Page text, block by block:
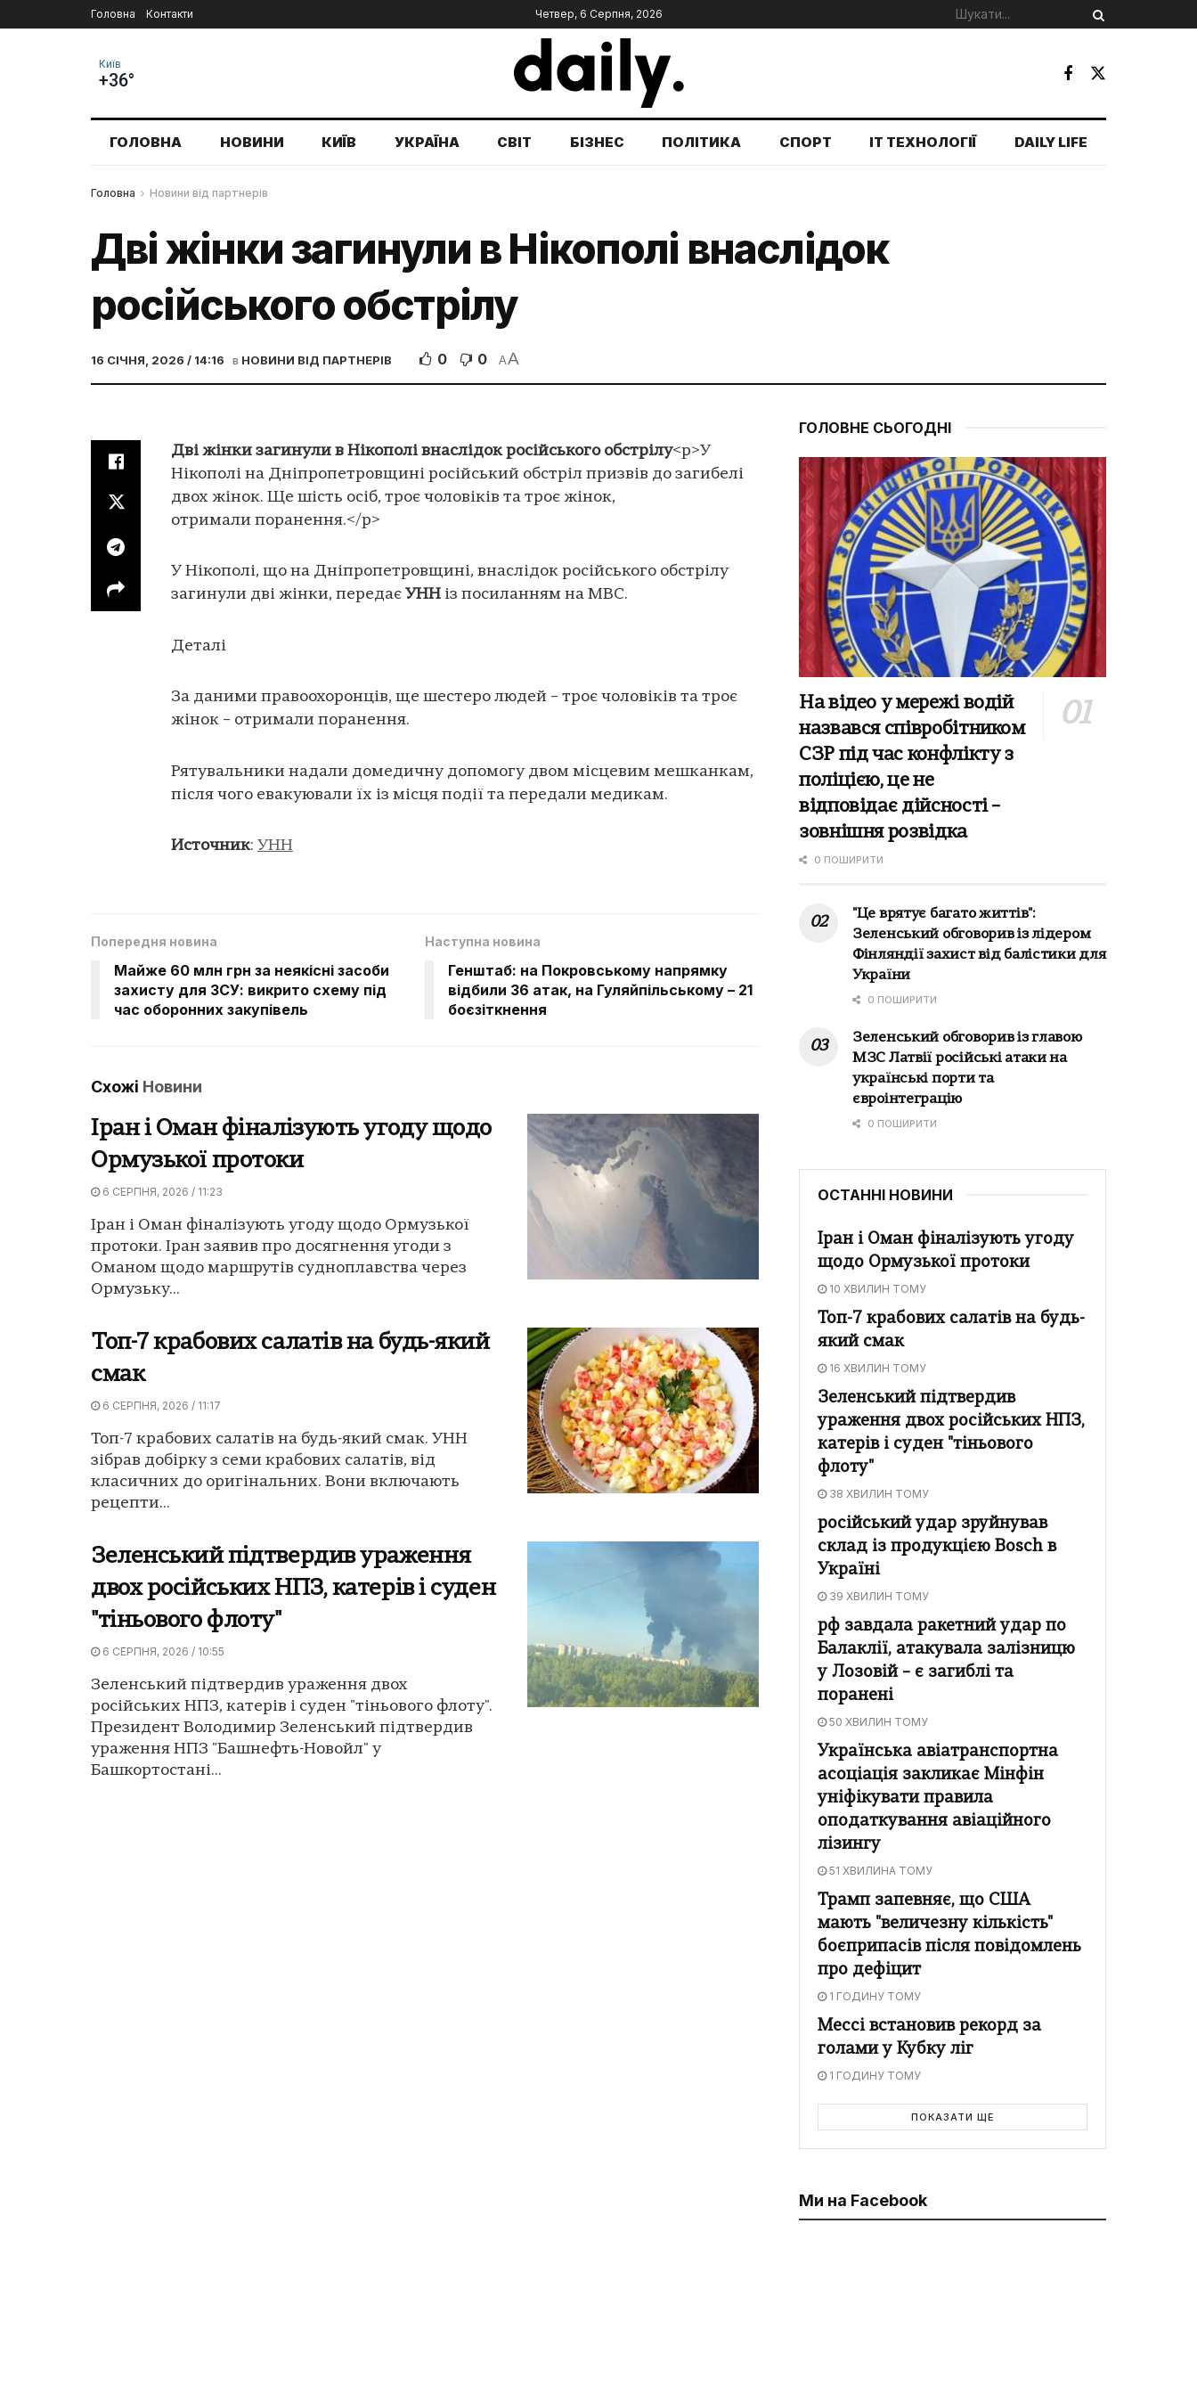
Головна Контакти Четвер, 6 Серпня, 2026
Київ
+36°
ГОЛОВНА НОВИНИ КИЇВ УКРАЇНА СВІТ БІЗНЕС ПОЛІТИКА СПОРТ IT ТЕХНОЛОГІЇ DAILY LIFE
Головна Новини від партнерів
Дві жінки загинули в Нікополі внаслідок
російського обстрілу
16 СІЧНЯ, 2026 / 14:16 в НОВИНИ ВІД ПАРТНЕРІВ 0 0 AA
Дві жінки загинули в Нікополі внаслідок російського обстрілу<p>У
Нікополі на Дніпропетровщині російський обстріл призвів до загибелі
двох жінок. Ще шість осіб, троє чоловіків та троє жінок,
отримали поранення.</p>
У Нікополі, що на Дніпропетровщині, внаслідок російського обстрілу
загинули дві жінки, передає УНН із посиланням на МВС.
Деталі
За даними правоохоронців, ще шестеро людей – троє чоловіків та троє
жінок – отримали поранення.
Рятувальники надали домедичну допомогу двом місцевим мешканкам,
після чого евакуювали їх із місця події та передали медикам.
Источник: УНН
Попередня новина
Майже 60 млн грн за неякісні засоби
захисту для ЗСУ: викрито схему під
час оборонних закупівель
Наступна новина
Генштаб: на Покровському напрямку
відбили 36 атак, на Гуляйпільському – 21
боєзіткнення
Схожі Новини
Іран і Оман фіналізують угоду щодо
Ормузької протоки
6 СЕРПНЯ, 2026 / 11:23
Іран і Оман фіналізують угоду щодо Ормузької
протоки. Іран заявив про досягнення угоди з
Оманом щодо маршрутів судноплавства через
Ормузьку...
Топ-7 крабових салатів на будь-який
смак
6 СЕРПНЯ, 2026 / 11:17
Топ-7 крабових салатів на будь-який смак. УНН
зібрав добірку з семи крабових салатів, від
класичних до оригінальних. Вони включають
рецепти...
Зеленський підтвердив ураження
двох російських НПЗ, катерів і суден
"тіньового флоту"
6 СЕРПНЯ, 2026 / 10:55
Зеленський підтвердив ураження двох
російських НПЗ, катерів і суден "тіньового флоту".
Президент Володимир Зеленський підтвердив
ураження НПЗ "Башнефть-Новойл" у
Башкортостані...
ГОЛОВНЕ СЬОГОДНІ
На відео у мережі водій
назвався співробітником
СЗР під час конфлікту з
поліцією, це не
відповідає дійсності –
зовнішня розвідка
0 ПОШИРИТИ
"Це врятує багато життів":
Зеленський обговорив із лідером
Фінляндії захист від балістики для
України
0 ПОШИРИТИ
Зеленський обговорив із главою
МЗС Латвії російські атаки на
українські порти та
євроінтеграцію
0 ПОШИРИТИ
ОСТАННІ НОВИНИ
Іран і Оман фіналізують угоду
щодо Ормузької протоки
10 ХВИЛИН ТОМУ
Топ-7 крабових салатів на будь-
який смак
16 ХВИЛИН ТОМУ
Зеленський підтвердив
ураження двох російських НПЗ,
катерів і суден "тіньового
флоту"
38 ХВИЛИН ТОМУ
російський удар зруйнував
склад із продукцією Bosch в
Україні
39 ХВИЛИН ТОМУ
рф завдала ракетний удар по
Балаклії, атакувала залізницю
у Лозовій – є загиблі та
поранені
50 ХВИЛИН ТОМУ
Українська авіатранспортна
асоціація закликає Мінфін
уніфікувати правила
оподаткування авіаційного
лізингу
51 ХВИЛИНА ТОМУ
Трамп запевняє, що США
мають "величезну кількість"
боєприпасів після повідомлень
про дефіцит
1 ГОДИНУ ТОМУ
Мессі встановив рекорд за
голами у Кубку ліг
1 ГОДИНУ ТОМУ
ПОКАЗАТИ ЩЕ
Ми на Facebook